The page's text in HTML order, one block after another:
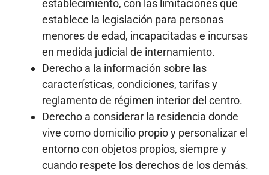
establecimiento, con las limitaciones que
establece la legislación para personas
menores de edad, incapacitadas e incursas
en medida judicial de internamiento.
Derecho a la información sobre las
características, condiciones, tarifas y
reglamento de régimen interior del centro.
Derecho a considerar la residencia donde
vive como domicilio propio y personalizar el
entorno con objetos propios, siempre y
cuando respete los derechos de los demás.